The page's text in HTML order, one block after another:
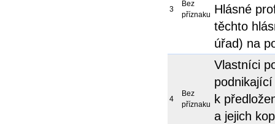
3
Bez
příznaku Hlásné
těchto
úřad) na
4
Bez
příznaku
Vlastníci
k
a jejich